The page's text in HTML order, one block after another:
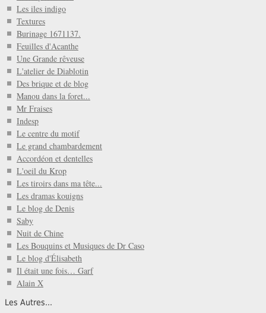
Les iles indigo
Textures
Burinage 1671137.
Feuilles d'Acanthe
Une Grande rêveuse
L'atelier de Diablotin
Des brique et de blog
Manou dans la foret...
Mr Fraises
Indesp
Le centre du motif
Le grand chambardement
Accordéon et dentelles
L'oeil du Krop
Les tiroirs dans ma tête...
Les dramas kouigns
Le blog de Denis
Saby
Nuit de Chine
Les Bouquins et Musiques de Dr Caso
Le blog d'Élisabeth
Il était une fois… Garf
Alain X
Les Autres...